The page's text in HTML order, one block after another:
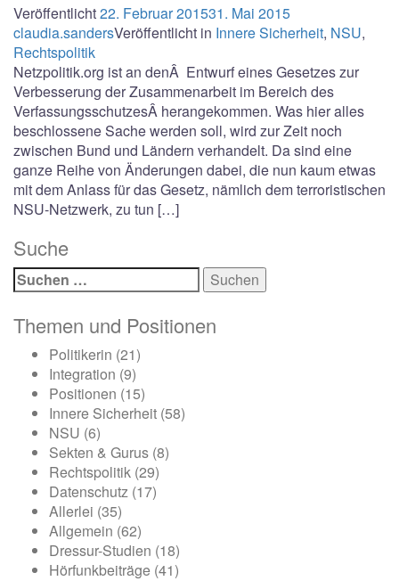
Veröffentlicht22. Februar 201531. Mai 2015
claudia.sandersVeröffentlicht in Innere Sicherheit, NSU,
Rechtspolitik
Netzpolitik.org ist an denÂ Entwurf eines Gesetzes zur
Verbesserung der Zusammenarbeit im Bereich des
VerfassungsschutzesÂ herangekommen. Was hier alles
beschlossene Sache werden soll, wird zur Zeit noch
zwischen Bund und Ländern verhandelt. Da sind eine
ganze Reihe von Änderungen dabei, die nun kaum etwas
mit dem Anlass für das Gesetz, nämlich dem terroristischen
NSU-Netzwerk, zu tun […]
Suche
Suchen
nach:
Themen und Positionen
Politikerin (21)
Integration (9)
Positionen (15)
Innere Sicherheit (58)
NSU (6)
Sekten & Gurus (8)
Rechtspolitik (29)
Datenschutz (17)
Allerlei (35)
Allgemein (62)
Dressur-Studien (18)
Hörfunkbeiträge (41)